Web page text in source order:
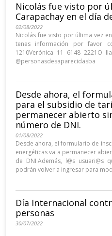
Nicolás fue visto por
Carapachay en el día
02/08/2022
Nicolás fue visto por última vez
tenes información por favor
1210Verónica 11 6148 2221O
@personasdesaparecidasba
Desde ahora, el
para el subsidio de
permanecer abierto
número de DNI.
01/08/2022
Desde ahora, el formulario de
energéticas va a permanecer
de DNI.Además, l@s usuari@s
podrán volver a ingresar para
Día Internacional
personas
30/07/2022